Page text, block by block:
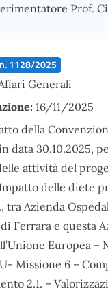
Prof.
1128/2025
Generali
16/11/2025
della
data 30.10.2025,
attività del
delle diete
tra Azienda
Ferrara e questa
Europea –
Missione 6 –
2.1. –